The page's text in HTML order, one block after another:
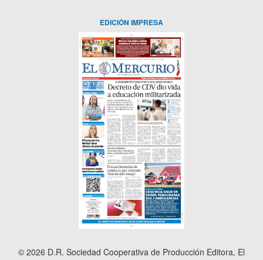
EDICIÓN IMPRESA
© 2026 D.R. Sociedad Cooperativa de Producción Editora, El